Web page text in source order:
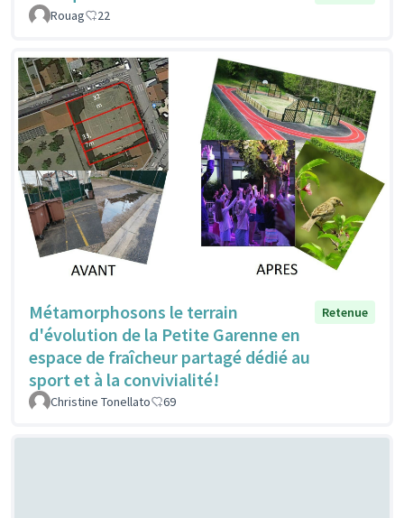
Rouag
22
Métamorphosons le terrain
d'évolution de la Petite Garenne en
espace de fraîcheur partagé dédié au
sport et à la convivialité!
Retenue
Christine Tonellato 69